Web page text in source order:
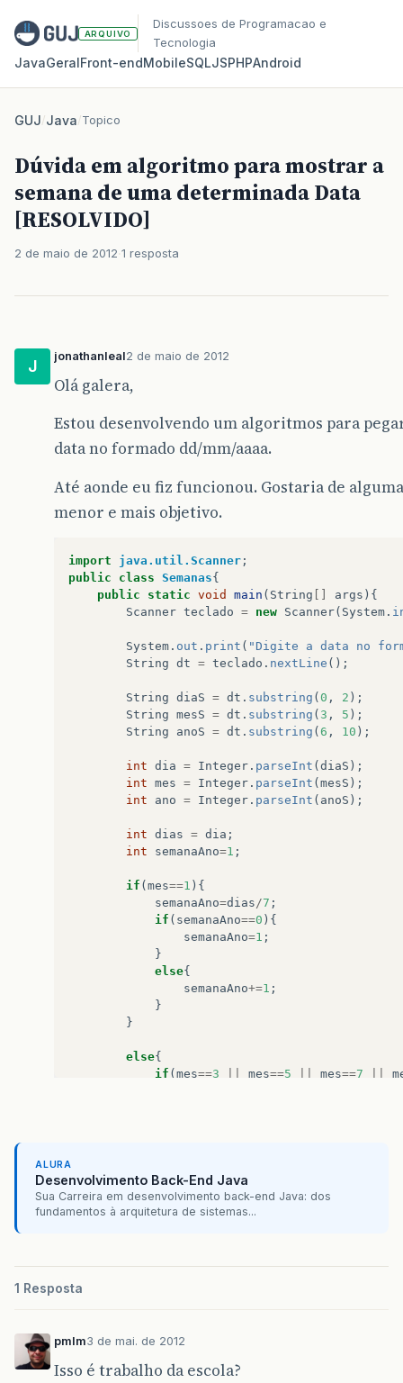
ARQUIVO
Discussoes de Programacao e
Tecnologia
JavaGeralFront‑endMobileSQLJSPHPAndroid
GUJ/Java/Topico
Dúvida em algoritmo para mostrar a
semana de uma determinada Data
[RESOLVIDO]
2 de maio de 2012 1 resposta
J
jonathanleal2 de maio de 2012
Olá galera,
Estou desenvolvendo um algoritmos para
data no formado dd/mm/aaaa.
Até aonde eu fiz funcionou. Gostaria de
menor e mais objetivo.
import java.util.Scanner ;
public
class Semanas{
public
static void main ( String args ){
Scanner teclado = new Scanner( System .
System . out . print ( "Digite a data no
String dt = teclado . nextLine ();
String diaS = dt . substring ( 0 , 2 );
String mesS = dt . substring ( 3 , 5 );
String
anoS = dt . substring ( 6 , 10 );
int dia = Integer . parseInt ( diaS );
int mes = Integer . parseInt ( mesS );
int
ano = Integer . parseInt ( anoS );
int dias = dia ;
int
semanaAno=1 ;
if ( mes==1 ){
semanaAno=dias/7 ;
if ( semanaAno==0 ){
semanaAno=1 ;
}
else{
semanaAno+=1 ;
}
}
else{
if ( mes==3 mes==5 mes==7
else
dias+=(mes- 1)*28;
}
}
ALURA
Desenvolvimento Back-End Java
Sua Carreira em desenvolvimento back-end Java: dos
fundamentos à arquitetura de sistemas...
1 Resposta
pmlm3 de mai. de 2012
Isso é trabalho da escola?